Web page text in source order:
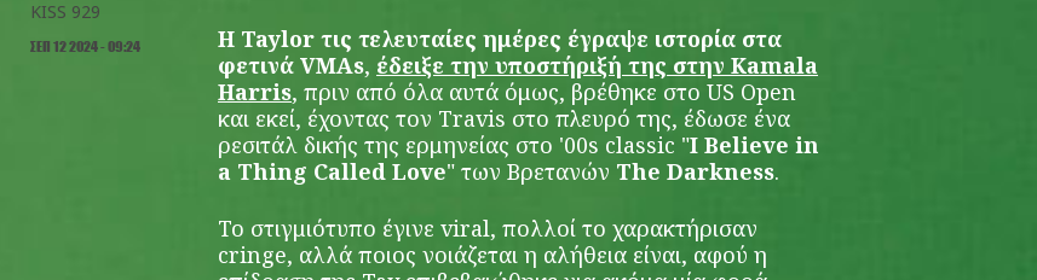
KISS 929
ΣΕΠ 12 2024 - 09:24
H Taylor τις τελευταίες ημέρες έγραψε ιστορία στα
φετινά VMAs, έδειξε την υποστήριξή της στην Kamala
Harris, πριν από όλα αυτά όμως, βρέθηκε στο US Open
και εκεί, έχοντας τον Travis στο πλευρό της, έδωσε ένα
ρεσιτάλ δικής της ερμηνείας στο '00s classic "I Believe in
a Thing Called Love" των Βρετανών The Darkness.
Το στιγμιότυπο έγινε viral, πολλοί το χαρακτήρισαν
cringe, αλλά ποιος νοιάζεται η αλήθεια είναι, αφού η